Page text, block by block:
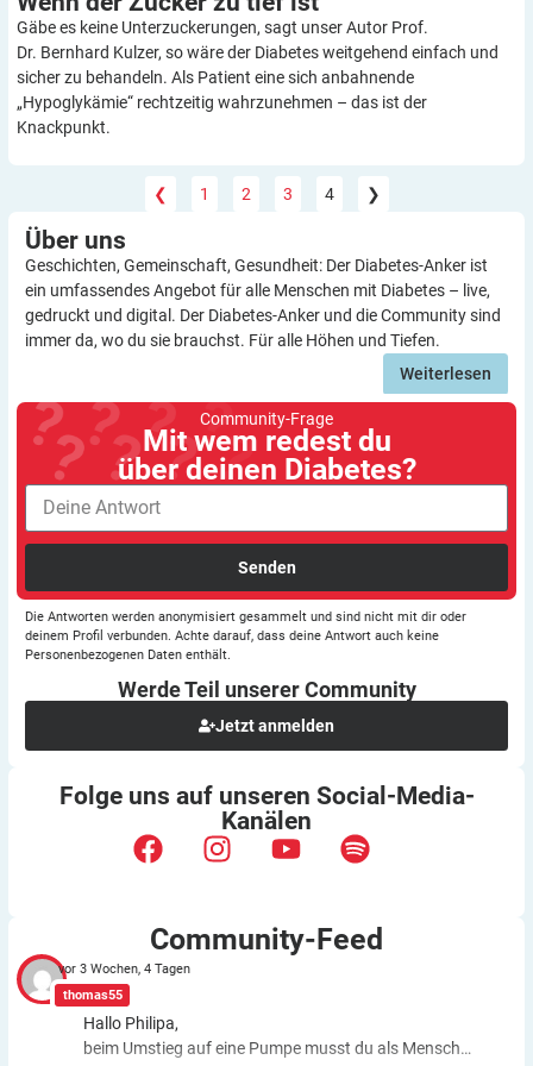
Gäbe es keine Unterzuckerungen, sagt unser Autor Prof.
Dr. Bernhard Kulzer, so wäre der Diabetes weitgehend einfach und
sicher zu behandeln. Als Patient eine sich anbahnende
„Hypoglykämie“ rechtzeitig wahrzunehmen – das ist der
Knackpunkt.
❮ 1 2 3 4 ❯
Über uns
Geschichten, Gemeinschaft, Gesundheit: Der Diabetes-Anker ist
ein umfassendes Angebot für alle Menschen mit Diabetes – live,
gedruckt und digital. Der Diabetes-Anker und die Community sind
immer da, wo du sie brauchst. Für alle Höhen und Tiefen.
Weiterlesen
Community-Frage
Mit wem redest du
über deinen Diabetes?
Senden
Die Antworten werden anonymisiert gesammelt und sind nicht mit dir oder
deinem Profil verbunden. Achte darauf, dass deine Antwort auch keine
Personenbezogenen Daten enthält.
Werde Teil unserer Community
Jetzt anmelden
Folge uns auf unseren Social-Media-
Kanälen
Community-Feed
thomas55
vor 3 Wochen, 4 Tagen
Hallo Philipa,
beim Umstieg auf eine Pumpe musst du als Mensch